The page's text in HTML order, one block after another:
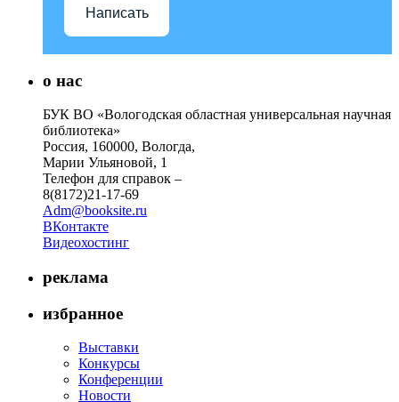
Написать
о нас
БУК ВО «Вологодская областная универсальная научная
библиотека»
Россия, 160000, Вологда,
Марии Ульяновой, 1
Телефон для справок –
8(8172)21-17-69
Adm@booksite.ru
ВКонтакте
Видеохостинг
реклама
избранное
Выставки
Конкурсы
Конференции
Новости